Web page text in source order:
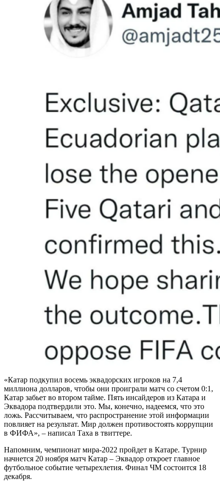
«Катар подкупил восемь эквадорских игроков на 7,4
миллиона долларов, чтобы они проиграли матч со счетом 0:1,
Катар забьет во втором тайме. Пять инсайдеров из Катара и
Эквадора подтвердили это. Мы, конечно, надеемся, что это
ложь. Рассчитываем, что распространение этой информации
повлияет на результат. Мир должен противостоять коррупции
в ФИФА», – написал Таха в твиттере.
Напомним, чемпионат мира-2022 пройдет в Катаре. Турнир
начнется 20 ноября матч Катар – Эквадор откроет главное
футбольное событие четырехлетия. Финал ЧМ состоится 18
декабря.